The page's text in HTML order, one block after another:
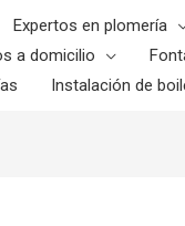
Expertos en plomería
a domicilio
Instalación de